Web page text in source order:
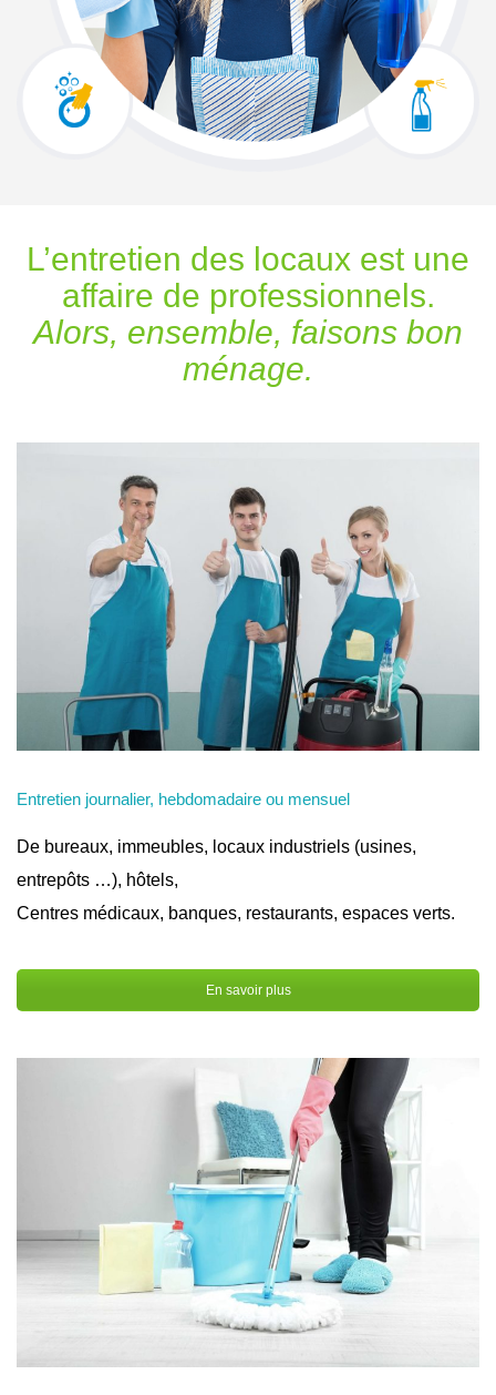
L’entretien des locaux est une
affaire de professionnels.
Alors, ensemble, faisons bon
ménage.
Entretien journalier, hebdomadaire ou mensuel
De bureaux, immeubles, locaux industriels (usines,
entrepôts …), hôtels,
Centres médicaux, banques, restaurants, espaces verts.
En savoir plus